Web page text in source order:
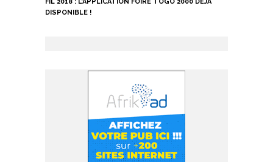
FIL 2018 : L’APPLICATION FOIRE TOGO 2000 DÉJÀ
DISPONIBLE !